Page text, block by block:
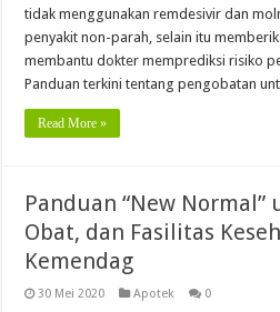
tidak menggunakan remdesivir dan
penyakit non-parah, selain itu
membantu dokter memprediksi risiko
Panduan terkini tentang pengobatan
Read More »
Panduan “New Normal”
Obat, dan Fasilitas
Kemendag
30 Mei 2020 Apotek 0